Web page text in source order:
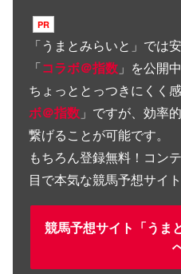
「うまとみらいと 」では
「コラボ＠指数 」を公開
ちょっととっつきにくく
ボ＠指数 」ですが、効率
繋げることが可能です。
もちろん登録無料！コン
目で本気な競馬予想サイト
競馬予想サイト「うま